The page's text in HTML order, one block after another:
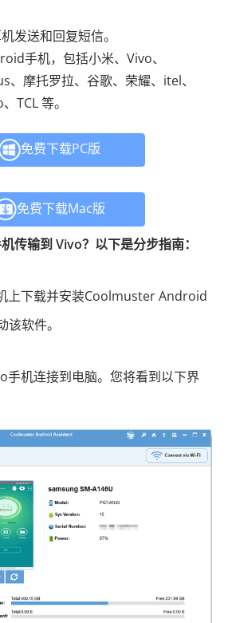
发送和回复短信。
手机，包括小米、Vivo、
、摩托罗拉、谷歌、荣耀、itel、
TCL 等。
免费下载PC版
免费下载Mac版
传输到 Vivo？以下是分步指南：
上下载并安装Coolmuster Android
软件。
手机连接到电脑。您将看到以下界